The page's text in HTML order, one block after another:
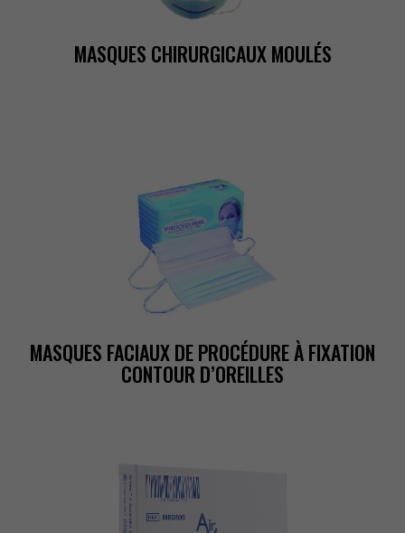
MASQUESCHIRURGICAUXMOULÉS
MASQUESFACIAUXDEPROCÉDUREÀFIXATION
CONTOURD’OREILLES